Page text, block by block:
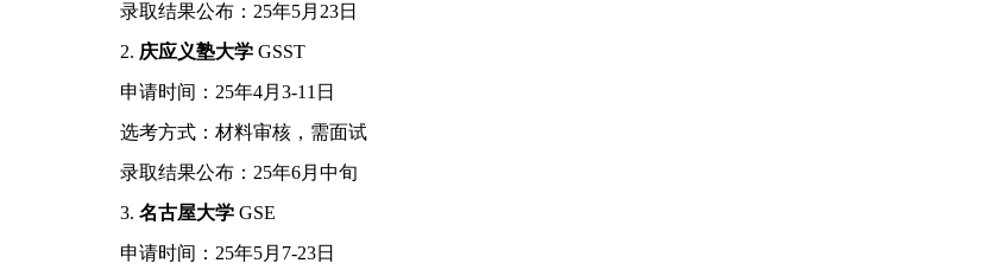
录取结果公布：25年5月23日
2. 庆应义塾大学 GSST
申请时间：25年4月3-11日
选考方式：材料审核，需面试
录取结果公布：25年6月中旬
3. 名古屋大学 GSE
申请时间：25年5月7-23日